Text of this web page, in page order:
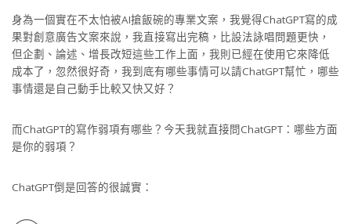
身為一個實在不太怕被AI搶飯碗的專業文案，我覺得ChatGPT寫的成
果對創意廣告文案來說，我直接寫出完稿，比設法詠唱問題更快，
但企劃、論述、增長改短這些工作上面，我則已經在使用它來降低
成本了，忽然很好奇，我到底有哪些事情可以請ChatGPT幫忙，哪些
事情還是自己動手比較又快又好？
而ChatGPT的寫作弱項有哪些？今天我就直接問ChatGPT：哪些方面
是你的弱項？
ChatGPT倒是回答的很誠實：